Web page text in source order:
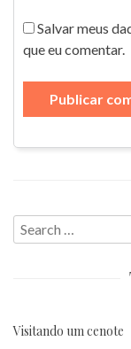
Salvar meus
que eu comentar.
Search
for:
Visitando um cenote